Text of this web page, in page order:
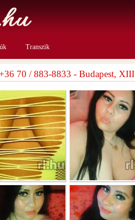
Transzik
70 / 883-8833 - Budapest, XIII